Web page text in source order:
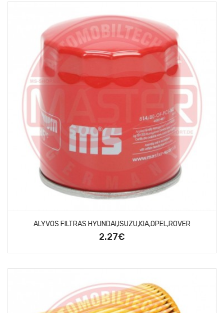
ALYVOS FILTRAS HYUNDAI,ISUZU,KIA,OPEL,ROVER
2.27€